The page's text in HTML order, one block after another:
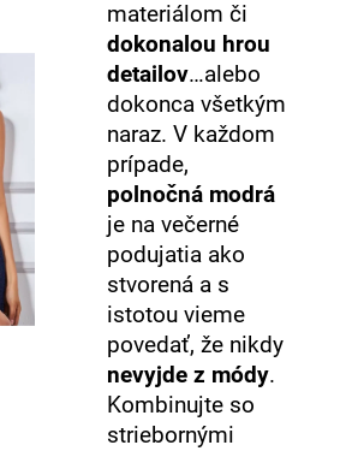
materiálom či
dokonalou hrou
detailov…alebo
dokonca všetkým
naraz. V každom
prípade,
polnočná modrá
je na večerné
podujatia ako
stvorená a s
istotou vieme
povedať, že nikdy
nevyjde z módy.
Kombinujte so
striebornými